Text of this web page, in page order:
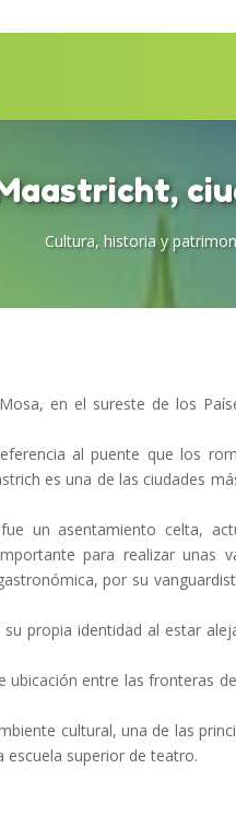
Cultura, historia y
en el sureste de los
al puente que los
es una de las ciudades
un asentamiento celta,
para realizar unas
por su
propia identidad al estar
ubicación entre las fronteras
cultural, una de las
escuela superior de teatro.